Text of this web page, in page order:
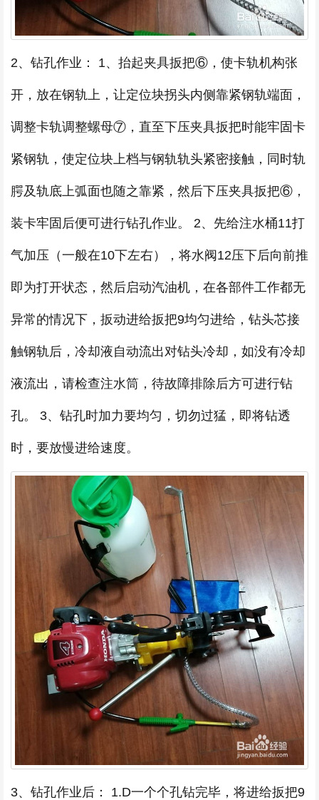
2、钻孔作业： 1、抬起夹具扳把⑥，使卡轨机构张
开，放在钢轨上，让定位块拐头内侧靠紧钢轨端面，
调整卡轨调整螺母⑦，直至下压夹具扳把时能牢固卡
紧钢轨，使定位块上档与钢轨轨头紧密接触，同时轨
腭及轨底上弧面也随之靠紧，然后下压夹具扳把⑥，
装卡牢固后便可进行钻孔作业。 2、先给注水桶11打
气加压（一般在10下左右），将水阀12压下后向前推
即为打开状态，然后启动汽油机，在各部件工作都无
异常的情况下，扳动进给扳把9均匀进给，钻头芯接
触钢轨后，冷却液自动流出对钻头冷却，如没有冷却
液流出，请检查注水筒，待故障排除后方可进行钻
孔。 3、钻孔时加力要均匀，切勿过猛，即将钻透
时，要放慢进给速度。
3、钻孔作业后： 1.D一个个孔钻完毕，将进给扳把9